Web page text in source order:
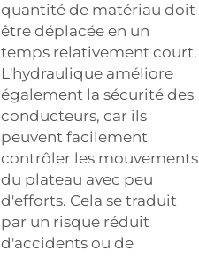
quantité de matériau doit
être déplacée en un
temps relativement court.
L'hydraulique améliore
également la sécurité des
conducteurs, car ils
peuvent facilement
contrôler les mouvements
du plateau avec peu
d'efforts. Cela se traduit
par un risque réduit
d'accidents ou de